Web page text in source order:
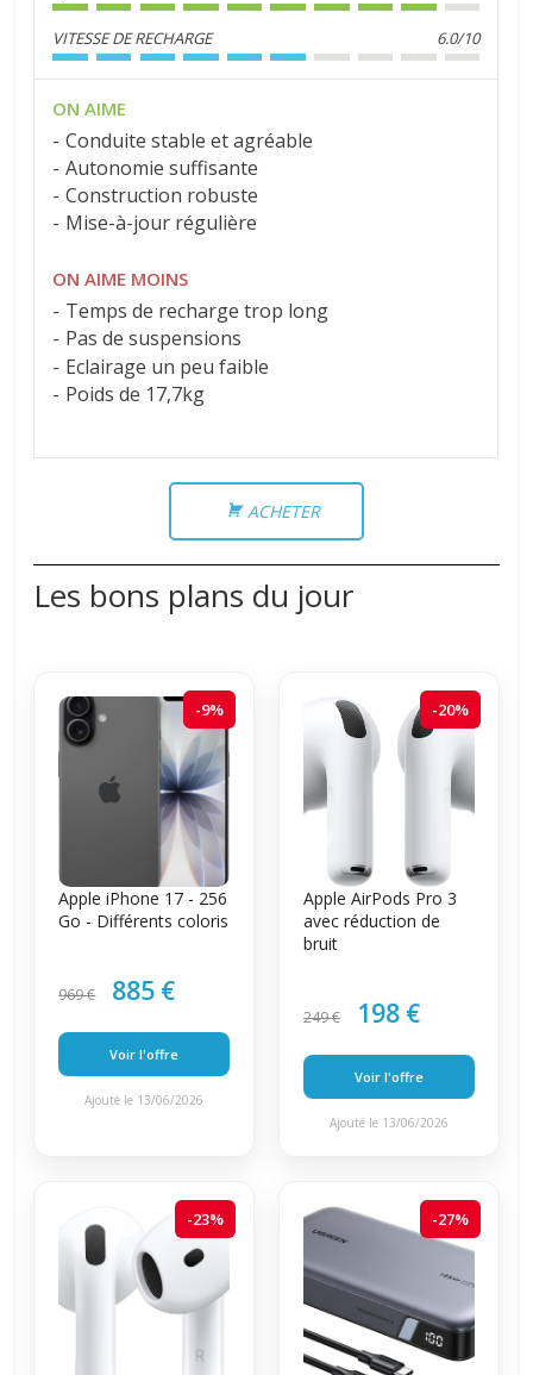
VITESSE DE RECHARGE 6.0/10
ON AIME
Conduite stable et agréable
Autonomie suffisante
Construction robuste
Mise-à-jour régulière
ON AIME MOINS
Temps de recharge trop long
Pas de suspensions
Eclairage un peu faible
Poids de 17,7kg
ACHETER
Les bons plans du jour
-9%
Apple iPhone 17 - 256
Go - Différents coloris
969 € 885 €
Voir l'offre
Ajouté le 13/06/2026
-20%
Apple AirPods Pro 3
avec réduction de
bruit
249 € 198 €
Voir l'offre
Ajouté le 13/06/2026
-23% -27%